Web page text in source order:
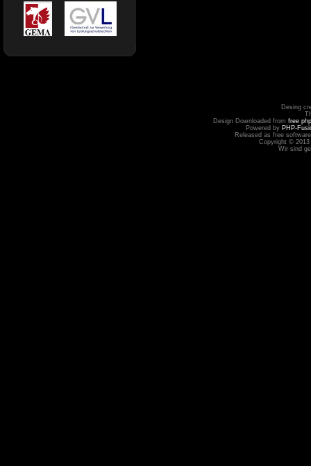
Desing
Design Downloaded from free
Powered by PHP-
Released as free
Copyright ©
Wir sind